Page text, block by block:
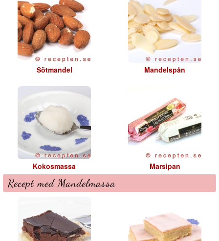
Sötmandel Mandelspån
Kokosmassa Marsipan
Recept med Mandelmassa